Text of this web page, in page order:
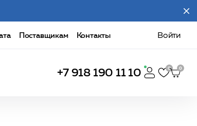
Поставщикам Контакты Войти
+7 918 190 11 10